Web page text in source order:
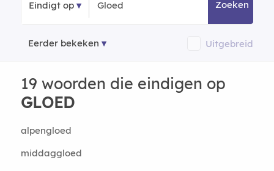
Eindigt op Zoeken
Eerder bekeken Uitgebreid
19 woorden die eindigen op
GLOED
alpengloed
middaggloed